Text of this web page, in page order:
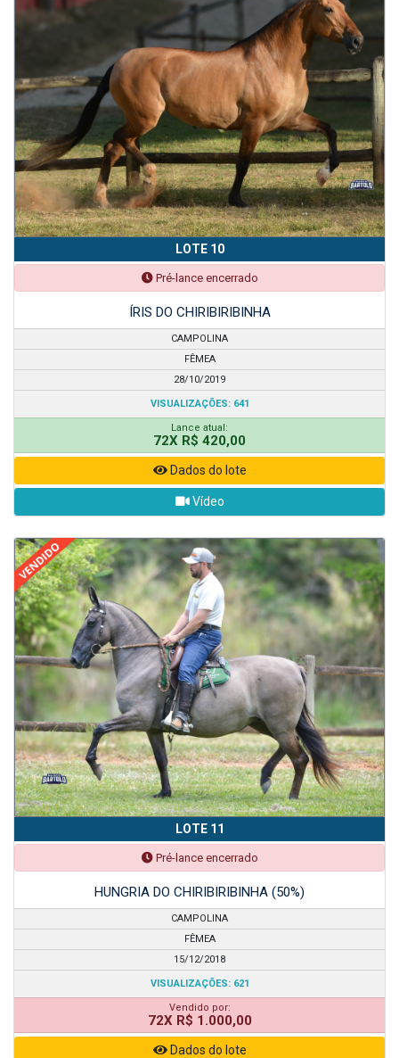
LOTE 10
Pré-lance encerrado
ÍRIS DO CHIRIBIRIBINHA
CAMPOLINA
FÊMEA
28/10/2019
VISUALIZAÇÕES: 641
Lance atual:
72X R$ 420,00
Dados do lote
Vídeo
LOTE 11
Pré-lance encerrado
HUNGRIA DO CHIRIBIRIBINHA (50%)
CAMPOLINA
FÊMEA
15/12/2018
VISUALIZAÇÕES: 621
Vendido por:
72X R$ 1.000,00
Dados do lote